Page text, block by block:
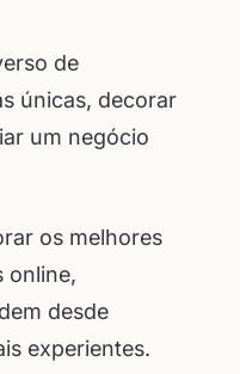
de
únicas, decorar
um negócio
os melhores
online,
desde
experientes.